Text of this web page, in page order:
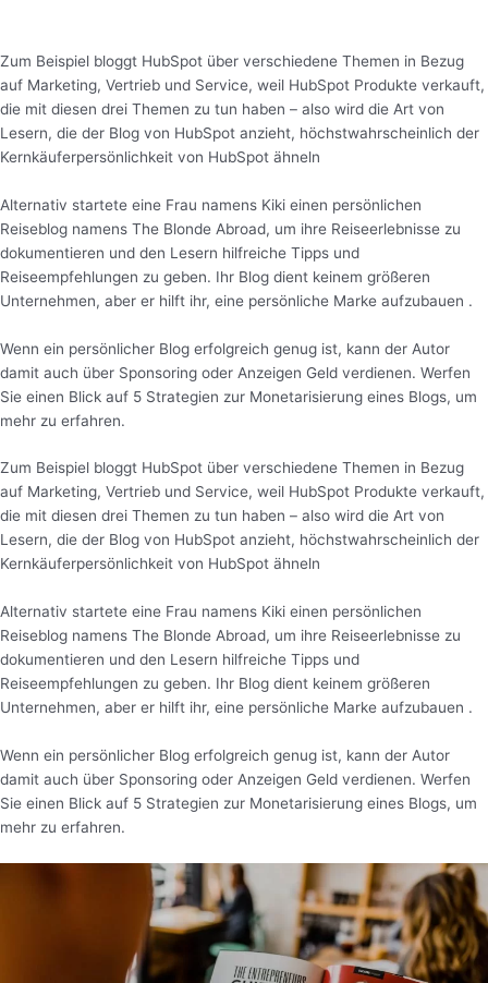
Zum Beispiel bloggt HubSpot über verschiedene Themen in Bezug
auf Marketing, Vertrieb und Service, weil HubSpot Produkte verkauft,
die mit diesen drei Themen zu tun haben – also wird die Art von
Lesern, die der Blog von HubSpot anzieht, höchstwahrscheinlich der
Kernkäuferpersönlichkeit von HubSpot ähneln
Alternativ startete eine Frau namens Kiki einen persönlichen
Reiseblog namens The Blonde Abroad, um ihre Reiseerlebnisse zu
dokumentieren und den Lesern hilfreiche Tipps und
Reiseempfehlungen zu geben. Ihr Blog dient keinem größeren
Unternehmen, aber er hilft ihr, eine persönliche Marke aufzubauen .
Wenn ein persönlicher Blog erfolgreich genug ist, kann der Autor
damit auch über Sponsoring oder Anzeigen Geld verdienen. Werfen
Sie einen Blick auf 5 Strategien zur Monetarisierung eines Blogs, um
mehr zu erfahren.
Zum Beispiel bloggt HubSpot über verschiedene Themen in Bezug
auf Marketing, Vertrieb und Service, weil HubSpot Produkte verkauft,
die mit diesen drei Themen zu tun haben – also wird die Art von
Lesern, die der Blog von HubSpot anzieht, höchstwahrscheinlich der
Kernkäuferpersönlichkeit von HubSpot ähneln
Alternativ startete eine Frau namens Kiki einen persönlichen
Reiseblog namens The Blonde Abroad, um ihre Reiseerlebnisse zu
dokumentieren und den Lesern hilfreiche Tipps und
Reiseempfehlungen zu geben. Ihr Blog dient keinem größeren
Unternehmen, aber er hilft ihr, eine persönliche Marke aufzubauen .
Wenn ein persönlicher Blog erfolgreich genug ist, kann der Autor
damit auch über Sponsoring oder Anzeigen Geld verdienen. Werfen
Sie einen Blick auf 5 Strategien zur Monetarisierung eines Blogs, um
mehr zu erfahren.